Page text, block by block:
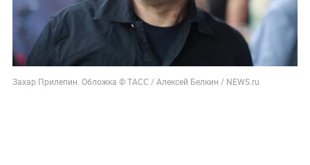
Захар Прилепин. Обложка © ТАСС / Алексей Белкин / NEWS.ru